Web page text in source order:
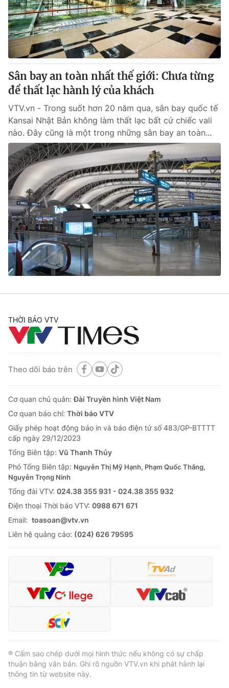
® Cấm sao chép dưới mọi hình thức nếu không có sự chấp
thuận bằng văn bản. Ghi rõ nguồn VTV.vn khi phát hành lại
thông tin từ website này.
Sân bay an toàn nhất thế giới: Chưa từng
để thất lạc hành lý của khách
VTV.vn - Trong suốt hơn 20 năm qua, sân bay quốc tế
Kansai Nhật Bản không làm thất lạc bất cứ chiếc vali
nào. Đây cũng là một trong những sân bay an toàn...
THỜI BÁO VTV
Theo dõi báo trên
Cơ quan chủ quản:Đài Truyền hình Việt Nam
Cơ quan báo chí: Thời báo VTV
Giấy phép hoạt động báo in và báo điện tử số 483/GP-BTTTT
cấp ngày 29/12/2023
Tổng Biên tập: Vũ Thanh Thủy
Phó Tổng Biên tập: Nguyễn Thị Mỹ Hạnh, Phạm Quốc Thắng,
Nguyễn Trọng Ninh
Tổng đài VTV: 024.38 355 931 - 024.38 355 932
Ðiện thoại Thời báo VTV: 0988 671 671
Email: toasoan@vtv.vn
Liên hệ quảng cáo: (024) 626 79595
® Cấm sao chép dưới mọi hình thức nếu không có sự chấp
thuận bằng văn bản. Ghi rõ nguồn VTV.vn khi phát hành lại
thông tin từ website này.